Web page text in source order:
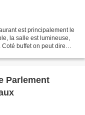
est principalement le
la salle est lumineuse,
buffet on peut dire
Parlement